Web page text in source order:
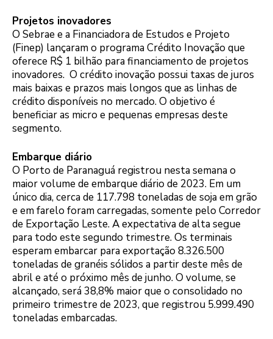
Projetos inovadores
O Sebrae e a Financiadora de Estudos e Projeto
(Finep) lançaram o programa Crédito Inovação que
oferece R$ 1 bilhão para financiamento de projetos
inovadores. O crédito inovação possui taxas de juros
mais baixas e prazos mais longos que as linhas de
crédito disponíveis no mercado. O objetivo é
beneficiar as micro e pequenas empresas deste
segmento.
Embarque diário
O Porto de Paranaguá registrou nesta semana o
maior volume de embarque diário de 2023. Em um
único dia, cerca de 117.798 toneladas de soja em grão
e em farelo foram carregadas, somente pelo Corredor
de Exportação Leste. A expectativa de alta segue
para todo este segundo trimestre. Os terminais
esperam embarcar para exportação 8.326.500
toneladas de granéis sólidos a partir deste mês de
abril e até o próximo mês de junho. O volume, se
alcançado, será 38,8% maior que o consolidado no
primeiro trimestre de 2023, que registrou 5.999.490
toneladas embarcadas.